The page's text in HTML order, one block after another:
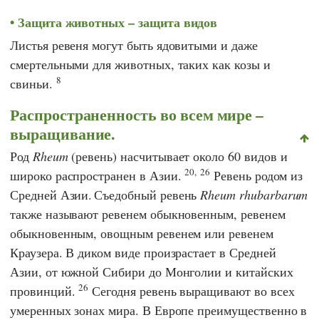
Защита животных – защита видов
Листья ревеня могут быть ядовитыми и даже
смертельными для животных, таких как козы и
свиньи. 8
Распространенность во всем мире –
выращивание.
Род Rheum(ревень) насчитывает около 60 видов и
широко распространен в Азии.20, 26 Ревень родом из
Средней Азии. Съедобный ревеньRheum rhubarbarum
также называют ревенем обыкновенным, ревенем
обыкновенным, овощным ревенем или ревенем
Краузера. В диком виде произрастает в Средней
Азии, от южной Сибири до Монголии и китайских
провинций.26 Сегодня ревень выращивают во всех
умеренных зонах мира. В Европе преимущественно в